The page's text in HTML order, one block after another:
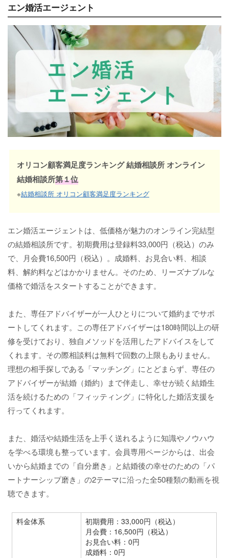
エン婚活エージェント
オリコン顧客満足度ランキング 結婚相談所 オンライン
結婚相談所第１位
※結婚相談所 オリコン顧客満足度ランキング
エン婚活エージェントは、低価格が魅力のオンライン完結型
の結婚相談所です。初期費用は登録料33,000円（税込）のみ
で、月会費16,500円（税込）。成婚料、お見合い料、相談
料、解約料などはかかりません。そのため、リーズナブルな
価格で婚活をスタートすることができます。
また、専任アドバイザーが一人ひとりについて婚約までサポ
ートしてくれます。この専任アドバイザーは180時間以上の研
修を受けており、独自メソッドを活用したアドバイスをして
くれます。その際相談料は無料で回数の上限もありません。
理想の相手探しである「マッチング」にとどまらず、専任の
アドバイザーが結婚（婚約）まで伴走し、幸せが続く結婚生
活を続けるための「フィッティング」に特化した婚活支援を
行ってくれます。
また、婚活や結婚生活を上手く送れるように知識やノウハウ
を学べる環境も整っています。会員専用ページからは、出会
いから結婚までの「自分磨き」と結婚後の幸せのための「パ
ートナーシップ磨き」の2テーマに沿った全50種類の動画を視
聴できます。
料金体系
初期費用：33,000円（税込）
月会費：16,500円（税込）
お見合い料：0円
成婚料：0円